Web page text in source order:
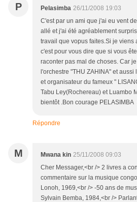
P Pelasimba 26/11/2008 19:03
C'est par un ami que j'ai eu vent
allé et j'ai été agréablement
travail que vopus faites.Si je viens
c'est pour vous dire que si vous
raconter pas mal de choses. Car
l'orchestre "THU ZAHINA" et aussi
et organisateur du fameux "
Tabu Ley(Rochereau) et Luambo
bientôt .Bon courage PELASIMBA
Répondre
M Mwana kin 25/11/2008 09:03
Cher Messager,<br /> 2 livres a
commentaire sur la musique
Lonoh, 1969,<br /> -50 ans de
Sylvain Bemba, 1984,<br />